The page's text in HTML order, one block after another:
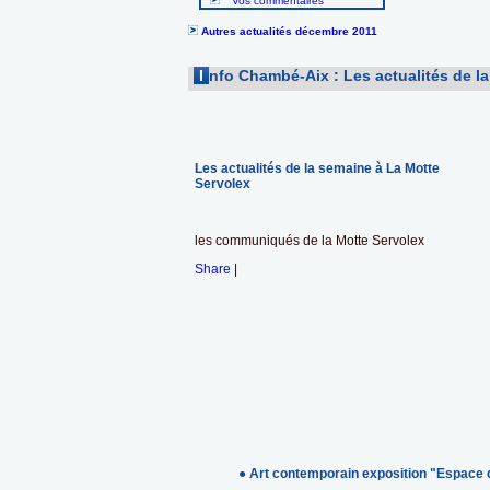
Autres actualités décembre 2011
I nfo Chambé-Aix : Les actualités de
Les actualités de la semaine à La Motte
Servolex
les communiqués de la Motte Servolex
Share
● Art contemporain exposition "Espace